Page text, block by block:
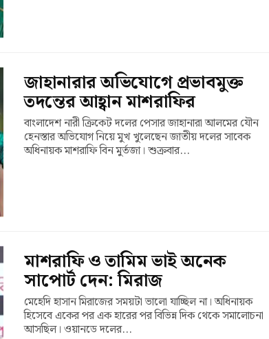
জাহানারার অভিযোগে প্রভাবমুক্ত
তদন্তের আহ্বান মাশরাফির
বাংলাদেশ নারী ক্রিকেট দলের পেসার জাহানারা আলমের যৌন
হেনস্তার অভিযোগ নিয়ে মুখ খুলেছেন জাতীয় দলের সাবেক
অধিনায়ক মাশরাফি বিন মুর্তজা। শুক্রবার...
মাশরাফি ও তামিম ভাই অনেক
সাপোর্ট দেন: মিরাজ
মেহেদি হাসান মিরাজের সময়টা ভালো যাচ্ছিল না। অধিনায়ক
হিসেবে একের পর এক হারের পর বিভিন্ন দিক থেকে সমালোচনা
আসছিল। ওয়ানডে দলের...